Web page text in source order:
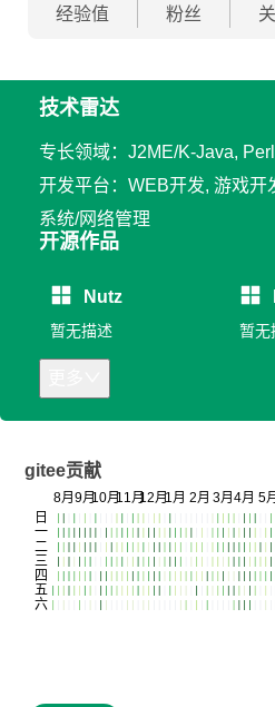
经验值 粉丝
技术雷达
专长领域：J2ME/K-Java,
开发平台：WEB开发, 游戏开
系统/网络管理
开源作品
Nutz
暂无描述 暂无
gitee贡献